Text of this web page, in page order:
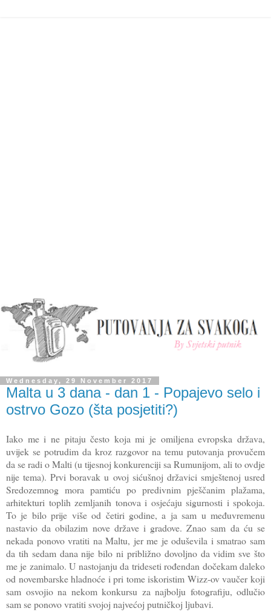
Wednesday, 29 November 2017
Malta u 3 dana - dan 1 - Popajevo selo i
ostrvo Gozo (šta posjetiti?)
Iako me i ne pitaju često koja mi je omiljena evropska država,
uvijek se potrudim da kroz razgovor na temu putovanja provučem
da se radi o Malti (u tijesnoj konkurenciji sa Rumunijom, ali to ovdje
nije tema). Prvi boravak u ovoj sićušnoj državici smještenoj usred
Sredozemnog mora pamtiću po predivnim pješčanim plažama,
arhitekturi toplih zemljanih tonova i osjećaju sigurnosti i spokoja.
To je bilo prije više od četiri godine, a ja sam u međuvremenu
nastavio da obilazim nove države i gradove. Znao sam da ću se
nekada ponovo vratiti na Maltu, jer me je oduševila i smatrao sam
da tih sedam dana nije bilo ni približno dovoljno da vidim sve što
me je zanimalo. U nastojanju da trideseti rođendan dočekam daleko
od novembarske hladnoće i pri tome iskoristim Wizz-ov vaučer koji
sam osvojio na nekom konkursu za najbolju fotografiju, odlučio
sam se ponovo vratiti svojoj najvećoj putničkoj ljubavi.